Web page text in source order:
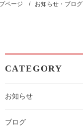
ページ お知らせ・ブログ
CATEGORY
お知らせ
ブログ